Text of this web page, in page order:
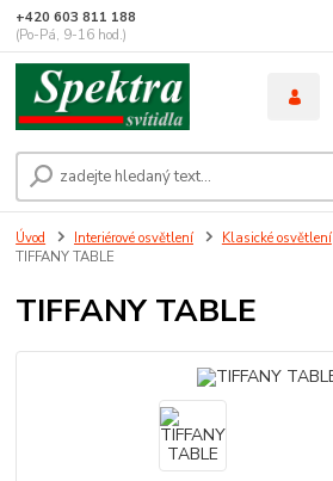
+420 603 811 188
(Po-Pá, 9-16 hod.)
Úvod Interiérové osvětlení Klasické osvětlení
TIFFANY TABLE
TIFFANY TABLE